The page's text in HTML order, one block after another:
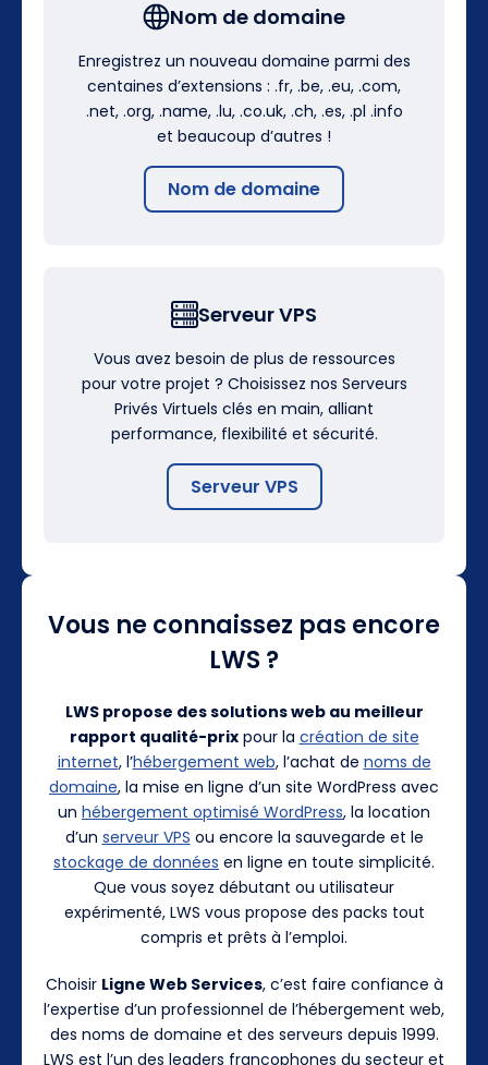
Nom de domaine
Enregistrez un nouveau domaine parmi des
centaines d’extensions : .fr, .be, .eu, .com,
.net, .org, .name, .lu, .co.uk, .ch, .es, .pl .info
et beaucoup d’autres !
Nom de domaine
Serveur VPS
Vous avez besoin de plus de ressources
pour votre projet ? Choisissez nos Serveurs
Privés Virtuels clés en main, alliant
performance, flexibilité et sécurité.
Serveur VPS
Vous ne connaissez pas encore
LWS ?
LWS propose des solutions web au meilleur
rapport qualité-prixpour la création de site
internet, l’hébergement web, l’achat de noms de
domaine, la mise en ligne d’un site WordPress avec
un hébergement optimisé WordPress, la location
d’un serveur VPS ou encore la sauvegarde et le
stockage de données en ligne en toute simplicité.
Que vous soyez débutant ou utilisateur
expérimenté, LWS vous propose des packs tout
compris et prêts à l’emploi.
Choisir Ligne Web Services, c’est faire confiance à
l’expertise d’un professionnel de l’hébergement web,
des noms de domaine et des serveurs depuis 1999.
LWS est l’un des leaders francophones du secteur et